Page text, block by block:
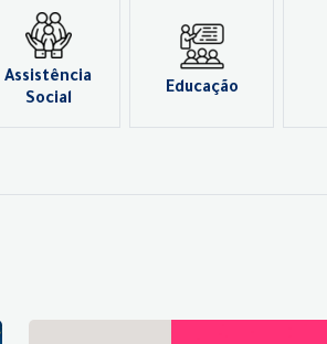
Assistência
Social
Educação